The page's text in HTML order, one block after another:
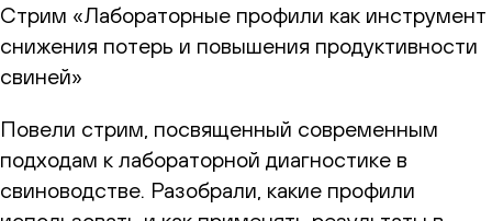
Стрим «Лабораторные профили как инструмент
снижения потерь и повышения продуктивности
свиней»
Повели стрим, посвященный современным
подходам к лабораторной диагностике в
свиноводстве. Разобрали, какие профили